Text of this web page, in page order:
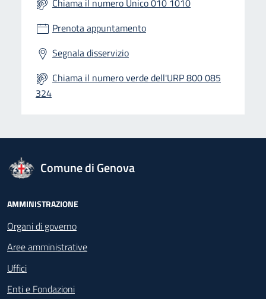
Chiama il numero Unico 010 1010
Prenota appuntamento
Segnala disservizio
Chiama il numero verde dell'URP 800 085
324
logo Unione Europea
Comune di Genova
Footer - Navigazione
AMMINISTRAZIONE
Organi di governo
Aree amministrative
Uffici
Enti e Fondazioni